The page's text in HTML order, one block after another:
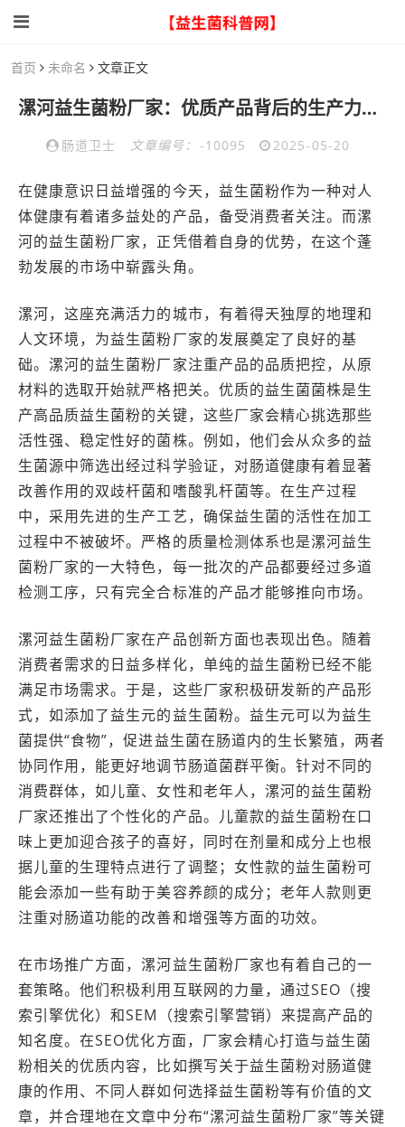
首页 未命名 文章正文
漯河益生菌粉厂家：优质产品背后的生产力量与品质保障
肠道卫士 文章编号： -10095 2025-05-20
在健康意识日益增强的今天，益生菌粉作为一种对人
体健康有着诸多益处的产品，备受消费者关注。而漯
河的益生菌粉厂家，正凭借着自身的优势，在这个蓬
勃发展的市场中崭露头角。
漯河，这座充满活力的城市，有着得天独厚的地理和
人文环境，为益生菌粉厂家的发展奠定了良好的基
础。漯河的益生菌粉厂家注重产品的品质把控，从原
材料的选取开始就严格把关。优质的益生菌菌株是生
产高品质益生菌粉的关键，这些厂家会精心挑选那些
活性强、稳定性好的菌株。例如，他们会从众多的益
生菌源中筛选出经过科学验证，对肠道健康有着显著
改善作用的双歧杆菌和嗜酸乳杆菌等。在生产过程
中，采用先进的生产工艺，确保益生菌的活性在加工
过程中不被破坏。严格的质量检测体系也是漯河益生
菌粉厂家的一大特色，每一批次的产品都要经过多道
检测工序，只有完全合标准的产品才能够推向市场。
漯河益生菌粉厂家在产品创新方面也表现出色。随着
消费者需求的日益多样化，单纯的益生菌粉已经不能
满足市场需求。于是，这些厂家积极研发新的产品形
式，如添加了益生元的益生菌粉。益生元可以为益生
菌提供“食物”，促进益生菌在肠道内的生长繁殖，两者
协同作用，能更好地调节肠道菌群平衡。针对不同的
消费群体，如儿童、女性和老年人，漯河的益生菌粉
厂家还推出了个性化的产品。儿童款的益生菌粉在口
味上更加迎合孩子的喜好，同时在剂量和成分上也根
据儿童的生理特点进行了调整；女性款的益生菌粉可
能会添加一些有助于美容养颜的成分；老年人款则更
注重对肠道功能的改善和增强等方面的功效。
在市场推广方面，漯河益生菌粉厂家也有着自己的一
套策略。他们积极利用互联网的力量，通过SEO（搜
索引擎优化）和SEM（搜索引擎营销）来提高产品的
知名度。在SEO优化方面，厂家会精心打造与益生菌
粉相关的优质内容，比如撰写关于益生菌粉对肠道健
康的作用、不同人群如何选择益生菌粉等有价值的文
章，并合理地在文章中分布“漯河益生菌粉厂家”等关键